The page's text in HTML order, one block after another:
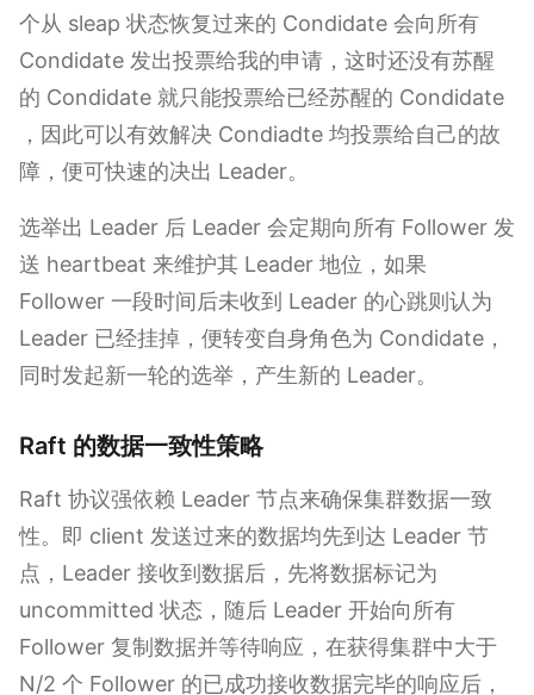
个从 sleap 状态恢复过来的 Condidate 会向所有
Condidate 发出投票给我的申请，这时还没有苏醒
的 Condidate 就只能投票给已经苏醒的 Condidate
，因此可以有效解决 Condiadte 均投票给自己的故
障，便可快速的决出 Leader。
选举出 Leader 后 Leader 会定期向所有 Follower 发
送 heartbeat 来维护其 Leader 地位，如果
Follower 一段时间后未收到 Leader 的心跳则认为
Leader 已经挂掉，便转变自身角色为 Condidate，
同时发起新一轮的选举，产生新的 Leader。
Raft 的数据一致性策略
Raft 协议强依赖 Leader 节点来确保集群数据一致
性。即 client 发送过来的数据均先到达 Leader 节
点，Leader 接收到数据后，先将数据标记为
uncommitted 状态，随后 Leader 开始向所有
Follower 复制数据并等待响应，在获得集群中大于
N/2 个 Follower 的已成功接收数据完毕的响应后，